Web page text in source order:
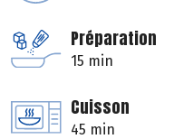
Préparation
15 min
Cuisson
45 min